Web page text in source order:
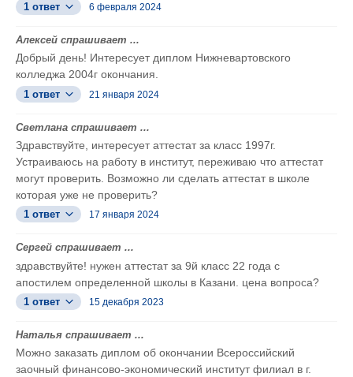
1 ответ 6 февраля 2024
Алексей спрашивает ...
Добрый день! Интересует диплом Нижневартовского
колледжа 2004г окончания.
1 ответ 21 января 2024
Светлана спрашивает ...
Здравствуйте, интересует аттестат за класс 1997г.
Устраиваюсь на работу в институт, переживаю что аттестат
могут проверить. Возможно ли сделать аттестат в школе
которая уже не проверить?
1 ответ 17 января 2024
Сергей спрашивает ...
здравствуйте! нужен аттестат за 9й класс 22 года с
апостилем определенной школы в Казани. цена вопроса?
1 ответ 15 декабря 2023
Наталья спрашивает ...
Можно заказать диплом об окончании Всероссийский
заочный финансово-экономический институт филиал в г.